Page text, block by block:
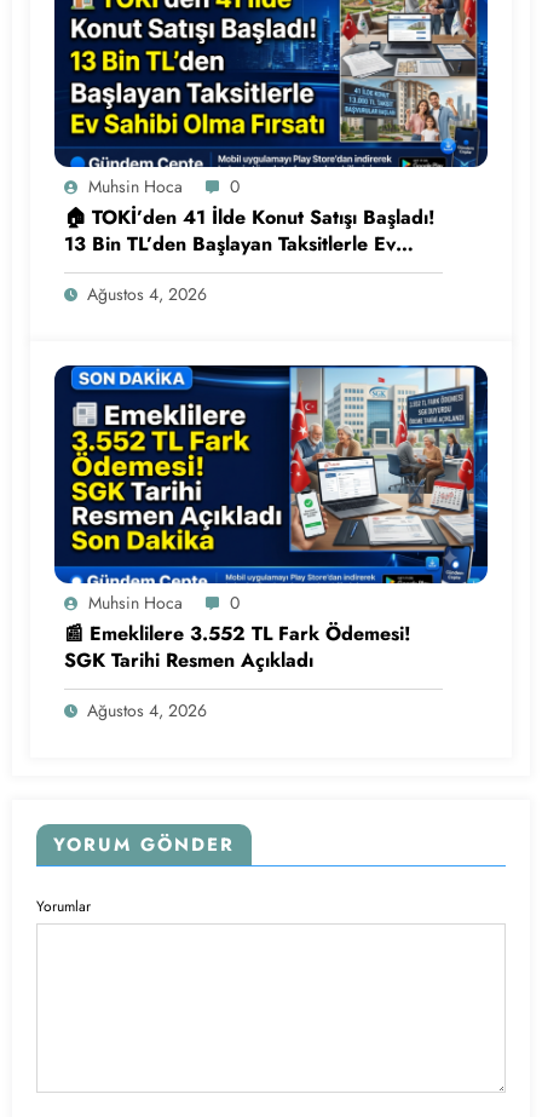
Muhsin Hoca 0
🏠 TOKİ’den 41 İlde Konut Satışı Başladı!
13 Bin TL’den Başlayan Taksitlerle Ev
Sahibi Olma Fırsatı
Ağustos 4, 2026
Muhsin Hoca 0
📰 Emeklilere 3.552 TL Fark Ödemesi!
SGK Tarihi Resmen Açıkladı
Ağustos 4, 2026
YORUM GÖNDER
Yorumlar